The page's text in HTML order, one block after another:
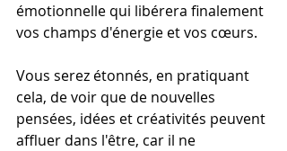
émotionnelle qui libérera finalement
vos champs d'énergie et vos cœurs.
Vous serez étonnés, en pratiquant
cela, de voir que de nouvelles
pensées, idées et créativités peuvent
affluer dans l'être, car il ne